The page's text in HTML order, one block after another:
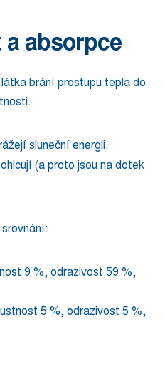
absorpce
brání prostupu tepla do
sluneční energii.
(a proto jsou na dotek
9 %, odrazivost 59 %,
5 %, odrazivost 5 %,